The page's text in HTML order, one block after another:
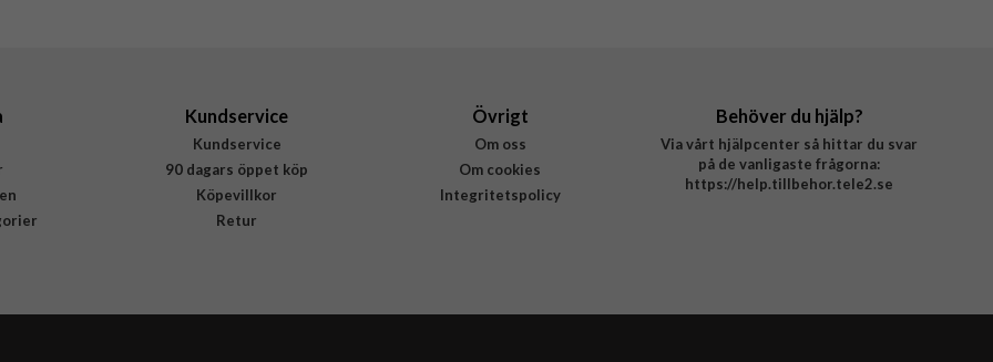
Kundservice
Kundservice
90 dagars öppet köp
Köpevillkor
Retur
Övrigt
Om oss
Om cookies
Integritetspolicy
Behöver du hjälp?
Via vårt hjälpcenter så hittar du svar
på de vanligaste frågorna:
https://help.tillbehor.tele2.se